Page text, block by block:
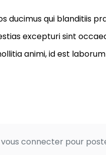
ducimus qui blanditiis
excepturi sint
animi, id est
vous connecter pour